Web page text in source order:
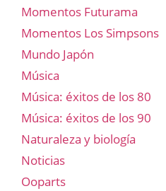
Momentos Futurama
Momentos Los Simpsons
Mundo Japón
Música
Música: éxitos de los 80
Música: éxitos de los 90
Naturaleza y biología
Noticias
Ooparts